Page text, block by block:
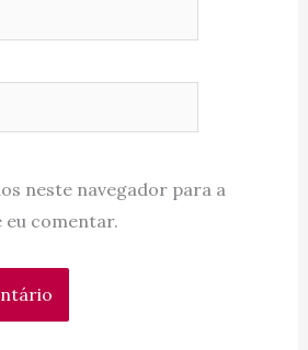
neste navegador para a
eu comentar.